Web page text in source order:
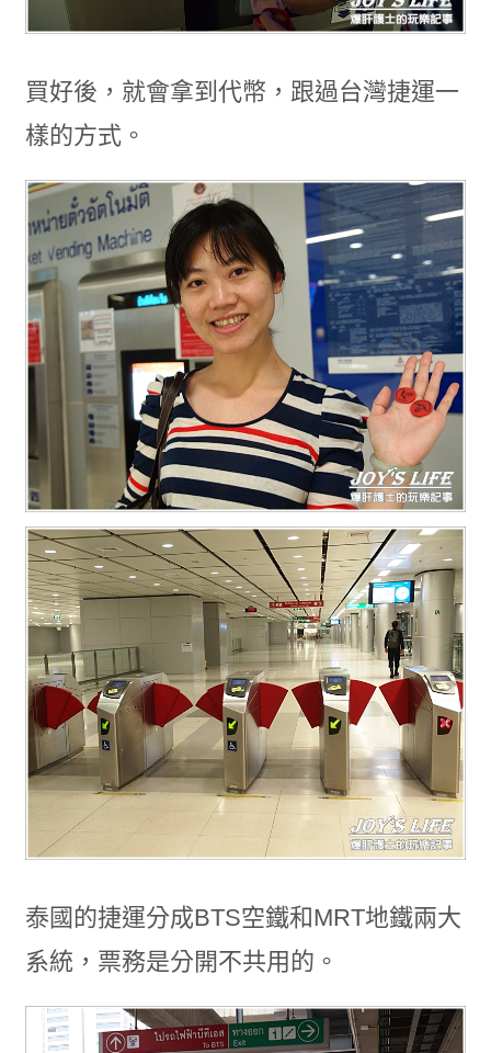
買好後，就會拿到代幣，跟過台灣捷運一
樣的方式。
泰國的捷運分成BTS空鐵和MRT地鐵兩大
系統，票務是分開不共用的。